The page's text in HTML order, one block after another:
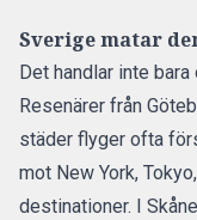
Sverige matar
Det handlar inte
Resenärer från
städer flyger ofta
mot New York,
destinationer. I